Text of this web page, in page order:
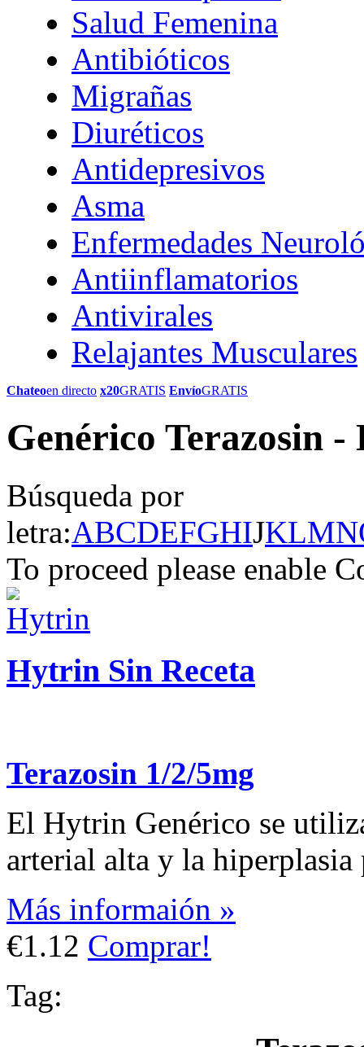
Salud Femenina
Antibióticos
Migrañas
Diuréticos
Antidepresivos
Asma
Enfermedades
Antiinflamatorios
Antivirales
Relajantes Musculares
Chateoen directo x20GRATIS EnvíoGRATIS
Genérico Terazosin
Búsqueda por
letra:ABCDEFGHIJKLMN
To proceed please enable
Hytrin Sin Receta
Terazosin 1/2/5mg
El Hytrin Genérico se
arterial alta y la
Más informaión »
€1.12 Comprar!
Tag: